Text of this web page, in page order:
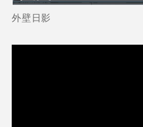
外壁日影